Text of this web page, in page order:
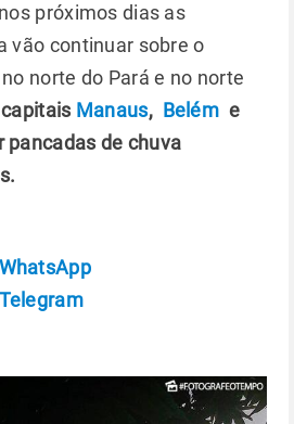
próximos dias as
vão continuar sobre o
norte do Pará e no norte
Manaus, Belém e
de chuva